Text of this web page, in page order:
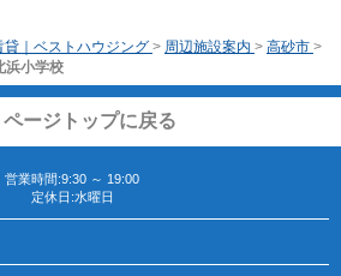
｜ベストハウジング > 周辺施設案内 > 高砂市 >
浜小学校
ページトップに戻る
営業時間:9:30 ～ 19:00
定休日:水曜日